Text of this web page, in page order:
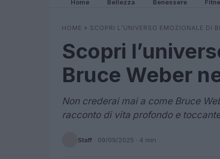
Home Bellezza Benessere
HOME » SCOPRI L’UNIVERSO EMOZIONALE DI
Scopri
Bruce Weber
Non crederai mai a come Bruce
racconto di vita profondo e
Staff · 09/09/2025 · 4 min